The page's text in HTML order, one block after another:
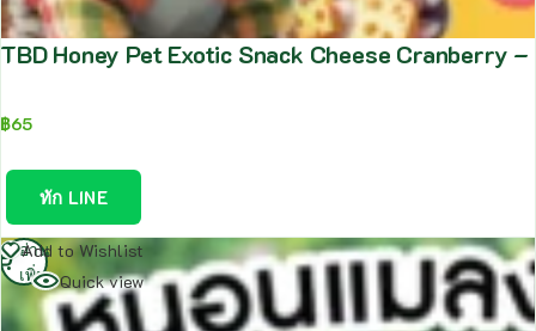
TBD Honey Pet Exotic Snack Cheese
฿65
ทัก LINE
Add to Wishlist
Quick view
อ่าน
เพิ่ม